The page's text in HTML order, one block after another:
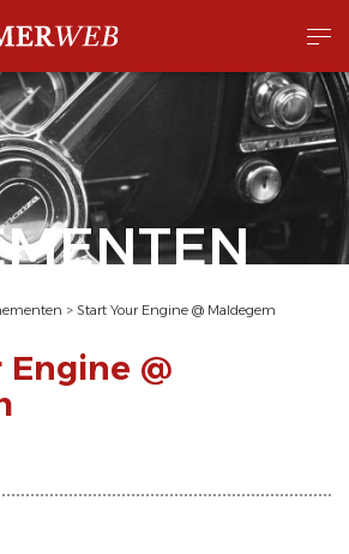
> Start Your Engine @ Maldegem
@